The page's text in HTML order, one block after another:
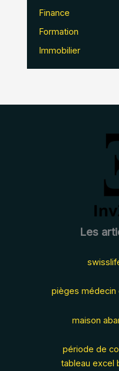
Finance
Formation
Immobilier
Les
pièges médecin
maison
période de
tableau excel